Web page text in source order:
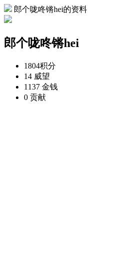
郎个咙咚锵hei的资料
郎个咙咚锵hei
1804积分
14 威望
1137 金钱
0 贡献